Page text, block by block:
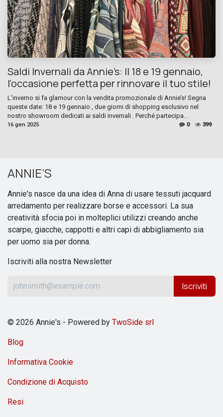
Saldi Invernali da Annie’s: Il 18 e 19 gennaio,
l’occasione perfetta per rinnovare il tuo stile!
L’inverno si fa glamour con la vendita promozionale di Annie’s! Segna
queste date: 18 e 19 gennaio , due giorni di shopping esclusivo nel
nostro showroom dedicati ai saldi invernali . Perché partecipa...
16 gen 2025 0 399
ANNIE’S
Annie's nasce da una idea di Anna di usare tessuti jacquard
arredamento per realizzare borse e accessori. La sua
creatività sfocia poi in molteplici utilizzi creando anche
scarpe, giacche, cappotti e altri capi di abbigliamento sia
per uomo sia per donna.
Iscriviti alla nostra Newsletter
Iscriviti
© 2026 Annie's - Powered by TwoSide srl
Blog
Informativa Cookie
Condizione di Acquisto
Resi